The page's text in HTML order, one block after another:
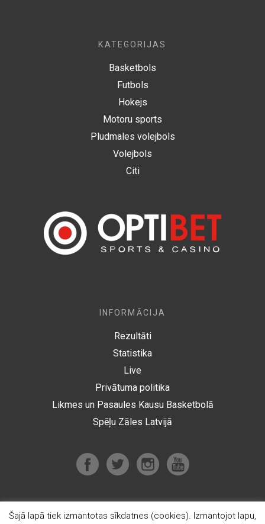
KATEGORIJAS
Basketbols
Futbols
Hokejs
Motoru sports
Pludmales volejbols
Volejbols
Citi
INFORMĀCIJA
Rezultāti
Statistika
Live
Privātuma politika
Likmes un Pasaules Kausu Basketbolā
Spēļu Zāles Latvijā
Šajā lapā tiek izmantotas sīkdatnes (cookies). Izmantojot lapu,